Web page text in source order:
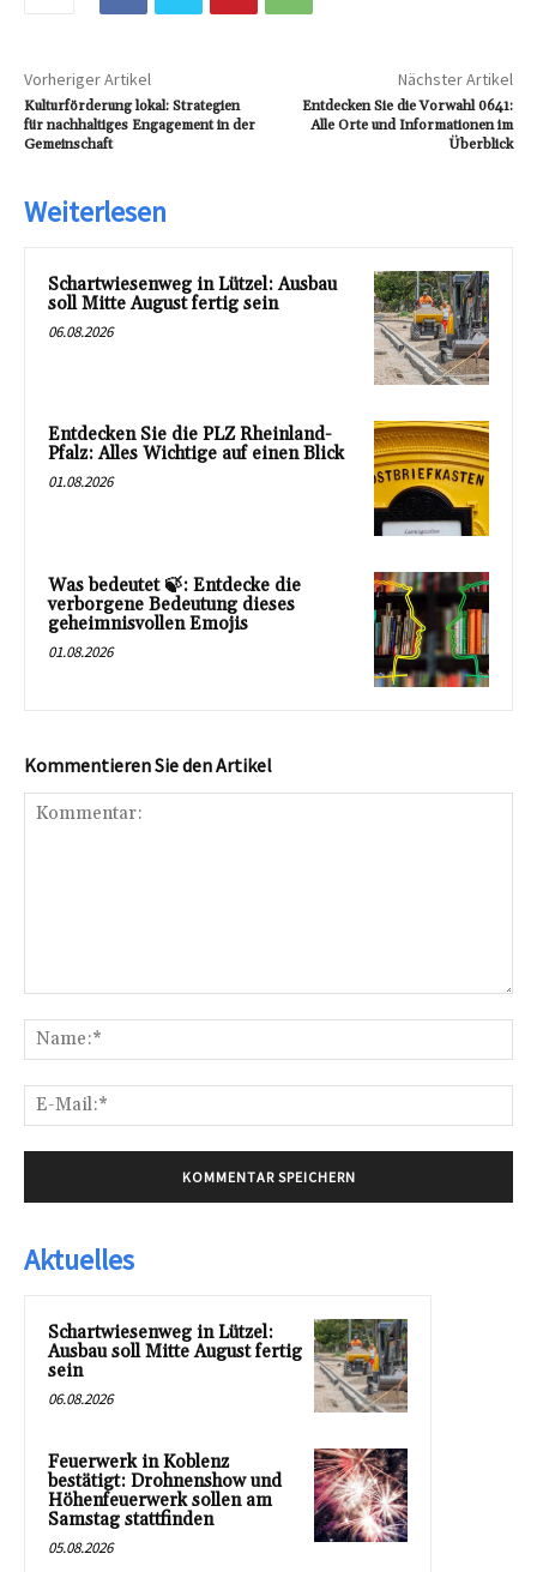
Vorheriger Artikel
Kulturförderung lokal: Strategien
für nachhaltiges Engagement in der
Gemeinschaft
Nächster Artikel
Entdecken Sie die Vorwahl 0641:
Alle Orte und Informationen im
Überblick
Weiterlesen
Schartwiesenweg in Lützel: Ausbau
soll Mitte August fertig sein
06.08.2026
Entdecken Sie die PLZ Rheinland-
Pfalz: Alles Wichtige auf einen Blick
01.08.2026
Was bedeutet 🍃: Entdecke die
verborgene Bedeutung dieses
geheimnisvollen Emojis
01.08.2026
Kommentieren Sie den Artikel
Aktuelles
Schartwiesenweg in Lützel:
Ausbau soll Mitte August fertig
sein
06.08.2026
Feuerwerk in Koblenz
bestätigt: Drohnenshow und
Höhenfeuerwerk sollen am
Samstag stattfinden
05.08.2026